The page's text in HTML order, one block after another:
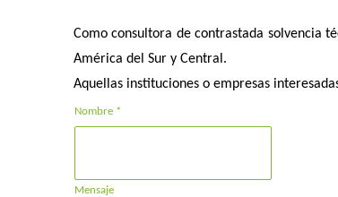
Como consultora de contrastada solvencia
América del Sur y Central.
Aquellas instituciones o empresas
Nombre *
Mensaje